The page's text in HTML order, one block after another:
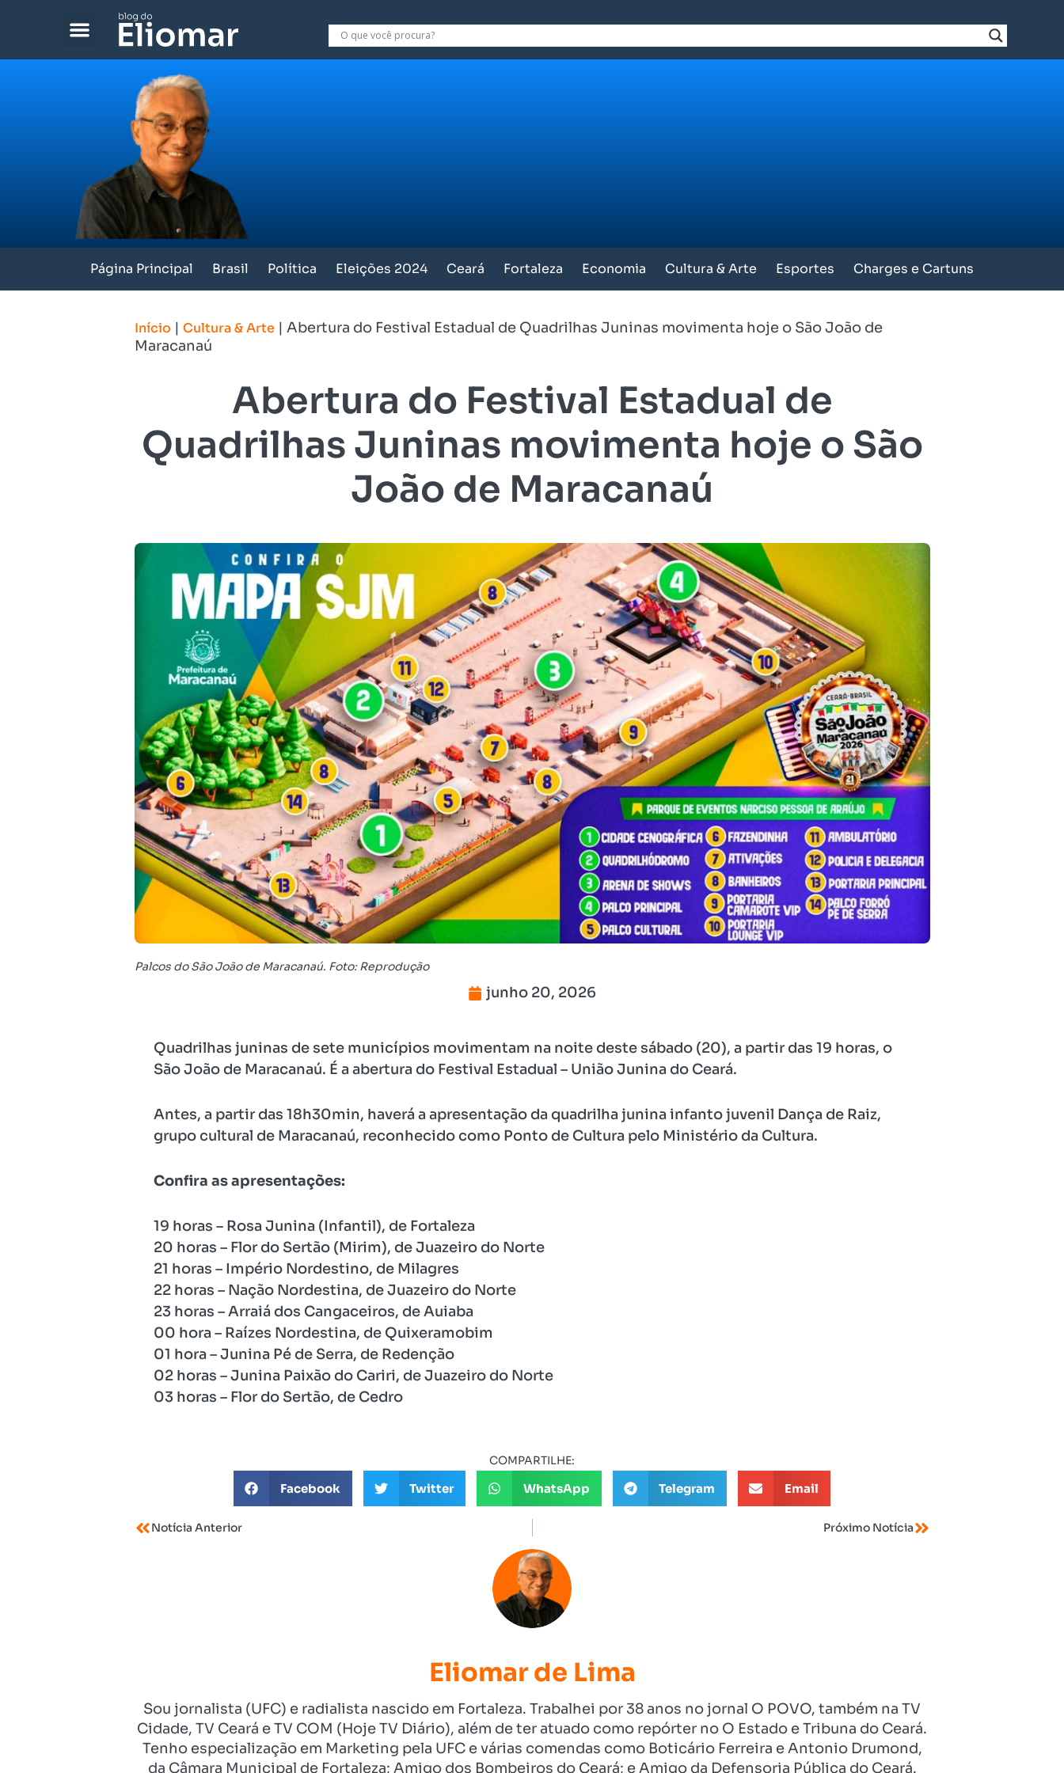
Página Principal Brasil Política Eleições 2024 Ceará Fortaleza Economia Cultura & Arte Esportes Charges e Cartuns
Início | Cultura & Arte| Abertura do Festival Estadual de Quadrilhas Juninas movimenta hoje o São João de
Maracanaú
Abertura do Festival Estadual de
Quadrilhas Juninas movimenta hoje o São
João de Maracanaú
Palcos do São João de Maracanaú. Foto: Reprodução
junho 20, 2026
Quadrilhas juninas de sete municípios movimentam na noite deste sábado (20), a partir das 19 horas, o
São João de Maracanaú. É a abertura do Festival Estadual – União Junina do Ceará.
Antes, a partir das 18h30min, haverá a apresentação da quadrilha junina infanto juvenil Dança de Raiz,
grupo cultural de Maracanaú, reconhecido como Ponto de Cultura pelo Ministério da Cultura.
Confira as apresentações:
19 horas – Rosa Junina (Infantil), de Fortaleza
20 horas – Flor do Sertão (Mirim), de Juazeiro do Norte
21 horas – Império Nordestino, de Milagres
22 horas – Nação Nordestina, de Juazeiro do Norte
23 horas – Arraiá dos Cangaceiros, de Auiaba
00 hora – Raízes Nordestina, de Quixeramobim
01 hora – Junina Pé de Serra, de Redenção
02 horas – Junina Paixão do Cariri, de Juazeiro do Norte
03 horas – Flor do Sertão, de Cedro
COMPARTILHE:
Facebook Twitter WhatsApp Telegram Email
Notícia Anterior Próximo Notícia
Eliomar de Lima
Sou jornalista (UFC) e radialista nascido em Fortaleza. Trabalhei por 38 anos no jornal O POVO, também na TV
Cidade, TV Ceará e TV COM (Hoje TV Diário), além de ter atuado como repórter no O Estado e Tribuna do Ceará.
Tenho especialização em Marketing pela UFC e várias comendas como Boticário Ferreira e Antonio Drumond,
da Câmara Municipal de Fortaleza; Amigo dos Bombeiros do Ceará; e Amigo da Defensoria Pública do Ceará.